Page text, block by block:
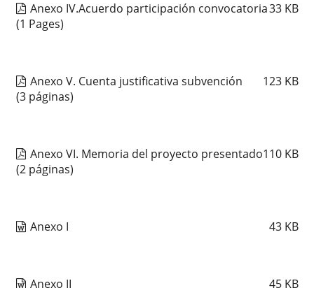
Anexo IV.Acuerdo participación convocatoria33 KB
(1 Pages)
Anexo V. Cuenta justificativa subvención 123 KB
(3 páginas)
Anexo VI. Memoria del proyecto presentado110 KB
(2 páginas)
Anexo I 43 KB
Anexo II 45 KB